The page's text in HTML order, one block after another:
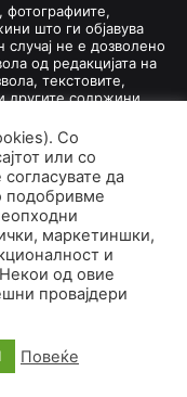
фотографиите,
што ги објавува
случај не е дозволено
од редакцијата на
текстовите,
другите содржини
интернет-врска
„avtoplus.mk". При
за превземање на
новинарско дело
насловната
познат како „лид".
од овие услови
согласно
права.
byGoHost.
на колачиња
Со
или со
да
подобривме
маркетиншки,
и
од овие
провајдери
Повеќе